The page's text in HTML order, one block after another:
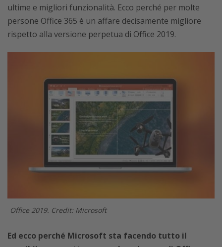
ultime e migliori funzionalità. Ecco perché per molte
persone Office 365 è un affare decisamente migliore
rispetto alla versione perpetua di Office 2019.
Office 2019. Credit: Microsoft
Ed ecco perché Microsoft sta facendo tutto il